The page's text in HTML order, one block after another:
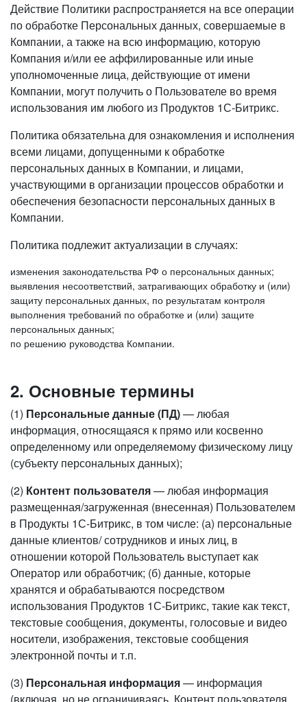
Действие Политики распространяется на все операции
по обработке Персональных данных, совершаемые в
Компании, а также на всю информацию, которую
Компания и/или ее аффилированные или иные
уполномоченные лица, действующие от имени
Компании, могут получить о Пользователе во время
использования им любого из Продуктов 1С-Битрикс.
Политика обязательна для ознакомления и исполнения
всеми лицами, допущенными к обработке
персональных данных в Компании, и лицами,
участвующими в организации процессов обработки и
обеспечения безопасности персональных данных в
Компании.
Политика подлежит актуализации в случаях:
изменения законодательства РФ о персональных данных;
выявления несоответствий, затрагивающих обработку и (или)
защиту персональных данных, по результатам контроля
выполнения требований по обработке и (или) защите
персональных данных;
по решению руководства Компании.
2. Основные термины
(1) Персональные данные (ПД)— любая
информация, относящаяся к прямо или косвенно
определенному или определяемому физическому лицу
(субъекту персональных данных);
(2) Контент пользователя— любая информация
размещенная/загруженная (внесенная) Пользователем
в Продукты 1С-Битрикс, в том числе: (а) персональные
данные клиентов/ сотрудников и иных лиц, в
отношении которой Пользователь выступает как
Оператор или обработчик; (б) данные, которые
хранятся и обрабатываются посредством
использования Продуктов 1С-Битрикс, такие как текст,
текстовые сообщения, документы, голосовые и видео
носители, изображения, текстовые сообщения
электронной почты и т.п.
(3) Персональная информация— информация